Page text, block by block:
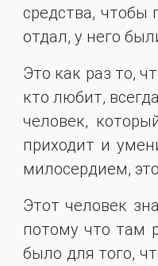
средства, чтобы
отдал, у него
Это как раз то,
кто любит,
человек,
приходит и
милосердием,
Этот человек
потому что там
было для того,